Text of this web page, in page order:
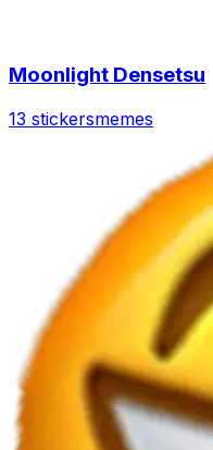
Moonlight Densetsu
13 stickersmemes